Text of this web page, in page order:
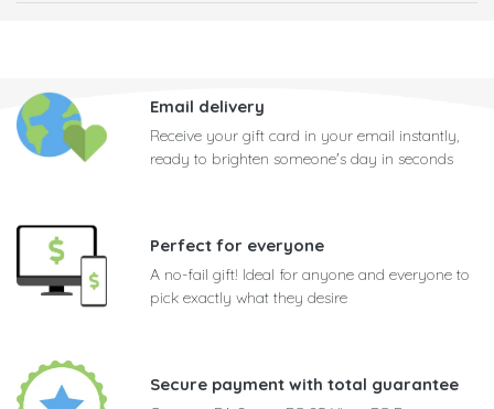
Email delivery
Receive your gift card in your email instantly,
ready to brighten someone's day in seconds
Perfect for everyone
A no-fail gift! Ideal for anyone and everyone to
pick exactly what they desire
Secure payment with total guarantee